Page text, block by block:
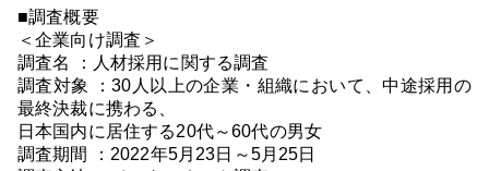
■調査概要
＜企業向け調査＞
調査名 ：人材採用に関する調査
調査対象 ：30人以上の企業・組織において、中途採用の
最終決裁に携わる、
日本国内に居住する20代～60代の男女
調査期間 ：2022年5月23日～5月25日